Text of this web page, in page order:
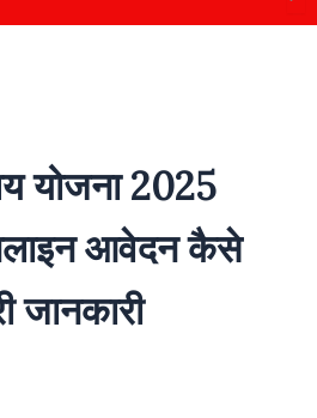
योजना 2025
आवेदन कैसे
जानकारी